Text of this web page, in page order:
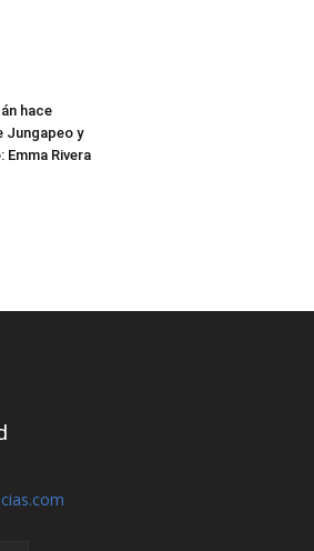
hace
Jungapeo y
Rivera